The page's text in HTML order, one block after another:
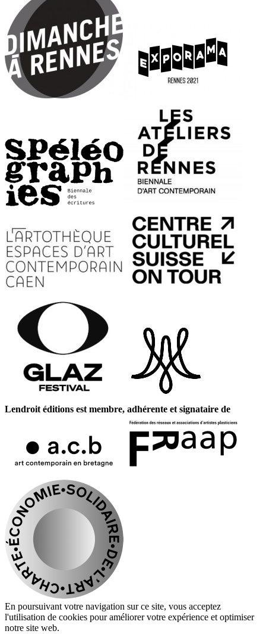
Lendroit éditions est membre, adhérente et signataire de
En poursuivant votre navigation sur ce site, vous acceptez
l'utilisation de cookies pour améliorer votre expérience et optimiser
notre site web.